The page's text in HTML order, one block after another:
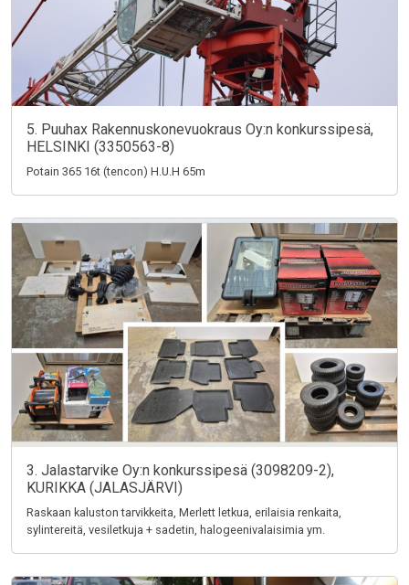
5. Puuhax Rakennuskonevuokraus Oy:n konkurssipesä,
HELSINKI (3350563-8)
Potain 365 16t (tencon) H.U.H 65m
3. Jalastarvike Oy:n konkurssipesä (3098209-2),
KURIKKA (JALASJÄRVI)
Raskaan kaluston tarvikkeita, Merlett letkua, erilaisia renkaita,
sylintereitä, vesiletkuja + sadetin, halogeenivalaisimia ym.